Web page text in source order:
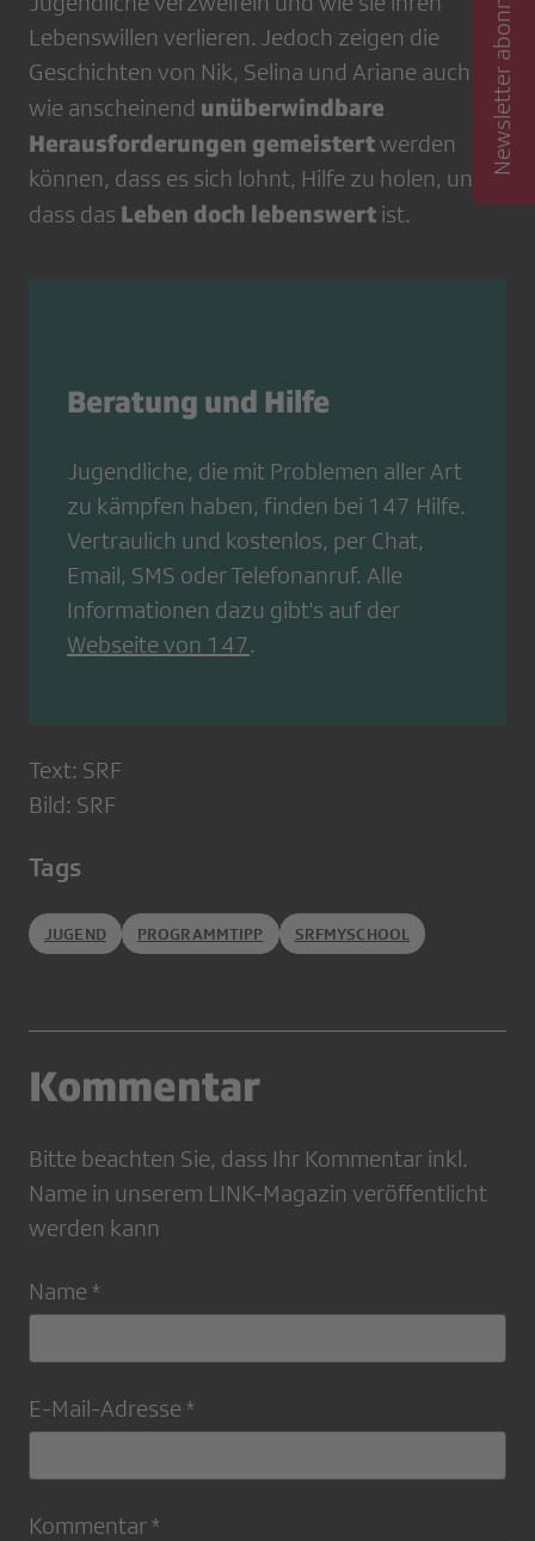
Lebenswillen verlieren. Jedoch zeigen die
Geschichten von Nik, Selina und Ariane auch,
wie anscheinend unüberwindbare
Herausforderungen gemeistertwerden
können, dass es sich lohnt, Hilfe zu holen, und
dass das Leben doch lebenswert ist.
Beratung und Hilfe
Jugendliche, die mit Problemen aller Art
zu kämpfen haben, finden bei 147 Hilfe.
Vertraulich und kostenlos, per Chat,
Email, SMS oder Telefonanruf. Alle
Informationen dazu gibt's auf der
Webseite von 147.
Text: SRF
Bild: SRF
Tags
JUGEND PROGRAMMTIPP SRFMYSCHOOL
Kommentar
Bitte beachten Sie, dass Ihr Kommentar inkl.
Name in unserem LINK-Magazin veröffentlicht
werden kann
Name *
E-Mail-Adresse *
Kommentar *
Newsletter abonnieren